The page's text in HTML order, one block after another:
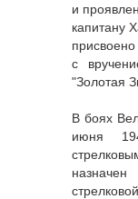
и
капитану
с
"Золотая
В боях
июня